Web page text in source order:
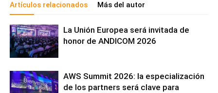
Artículos relacionados Más del autor
La Unión Europea será invitada de
honor de ANDICOM 2026
AWS Summit 2026: la especialización
de los partners será clave para